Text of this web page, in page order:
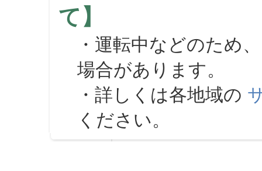
て】
・運転中などのため
場合があります。
・詳しくは各地域の
ください。